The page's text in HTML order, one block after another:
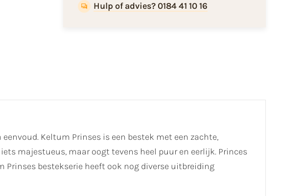
Hulp of advies? 0184 41 10 16
Keltum Prinses is een bestek met een zachte,
majestueus, maar oogt tevens heel puur en eerlijk. Princes
bestekserie heeft ook nog diverse uitbreiding